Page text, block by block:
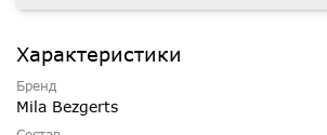
Характеристики
Бренд
Mila Bezgerts